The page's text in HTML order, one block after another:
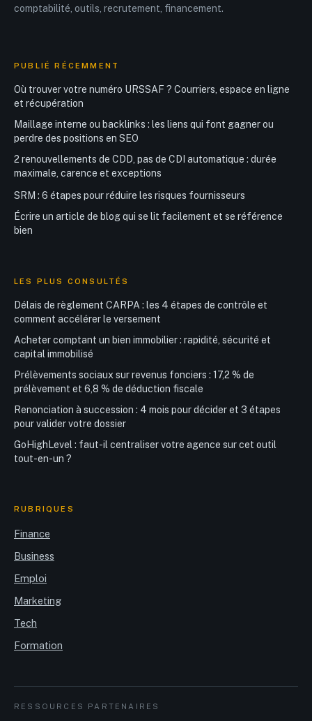
comptabilité, outils, recrutement, financement.
PUBLIÉ RÉCEMMENT
Où trouver votre numéro URSSAF ? Courriers, espace en ligne
et récupération
Maillage interne ou backlinks : les liens qui font gagner ou
perdre des positions en SEO
2 renouvellements de CDD, pas de CDI automatique : durée
maximale, carence et exceptions
SRM : 6 étapes pour réduire les risques fournisseurs
Écrire un article de blog qui se lit facilement et se référence
bien
LES PLUS CONSULTÉS
Délais de règlement CARPA : les 4 étapes de contrôle et
comment accélérer le versement
Acheter comptant un bien immobilier : rapidité, sécurité et
capital immobilisé
Prélèvements sociaux sur revenus fonciers : 17,2 % de
prélèvement et 6,8 % de déduction fiscale
Renonciation à succession : 4 mois pour décider et 3 étapes
pour valider votre dossier
GoHighLevel : faut-il centraliser votre agence sur cet outil
tout-en-un ?
RUBRIQUES
Finance
Business
Emploi
Marketing
Tech
Formation
RESSOURCES PARTENAIRES